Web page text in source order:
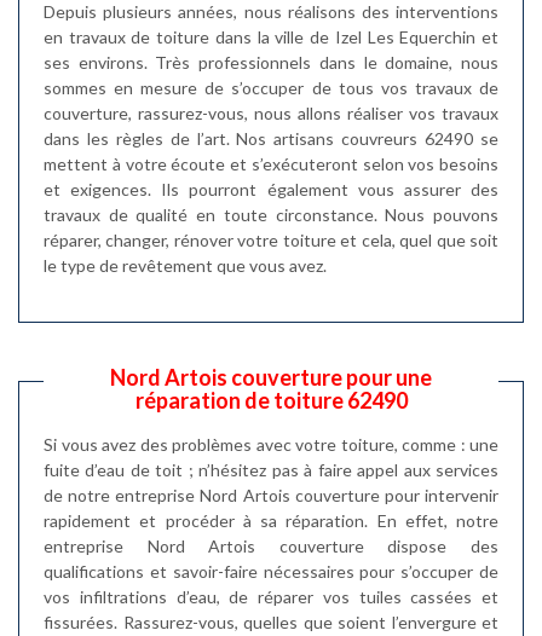
Depuis plusieurs années, nous réalisons des interventions
en travaux de toiture dans la ville de Izel Les Equerchin et
ses environs. Très professionnels dans le domaine, nous
sommes en mesure de s’occuper de tous vos travaux de
couverture, rassurez-vous, nous allons réaliser vos travaux
dans les règles de l’art. Nos artisans couvreurs 62490 se
mettent à votre écoute et s’exécuteront selon vos besoins
et exigences. Ils pourront également vous assurer des
travaux de qualité en toute circonstance. Nous pouvons
réparer, changer, rénover votre toiture et cela, quel que soit
le type de revêtement que vous avez.
Nord Artois couverture pour une
réparation de toiture 62490
Si vous avez des problèmes avec votre toiture, comme : une
fuite d’eau de toit ; n’hésitez pas à faire appel aux services
de notre entreprise Nord Artois couverture pour intervenir
rapidement et procéder à sa réparation. En effet, notre
entreprise Nord Artois couverture dispose des
qualifications et savoir-faire nécessaires pour s’occuper de
vos infiltrations d’eau, de réparer vos tuiles cassées et
fissurées. Rassurez-vous, quelles que soient l’envergure et